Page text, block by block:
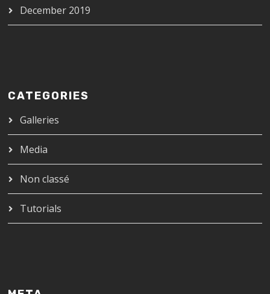
December 2019
CATEGORIES
Galleries
Media
Non classé
Tutorials